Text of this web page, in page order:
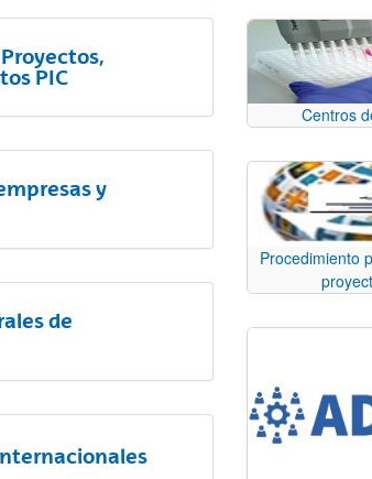
PIC
y
de
Centros
Procedimiento